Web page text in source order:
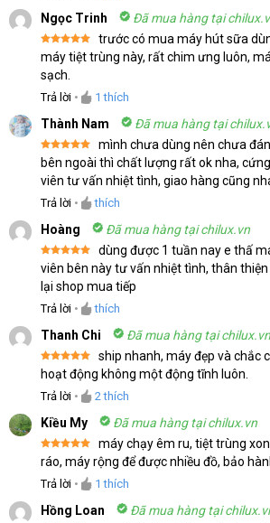
Ngọc Trinh Đã mua hàng tại
Được xếp
hạng 55
sao
trước có mua máy hút sữa
máy tiệt trùng này, rất chim ưng luôn,
sạch.
Trả lời • 1 thích
Thành Nam Đã mua hàng tại
Được xếp
hạng 55
sao
mình chưa dùng nên chưa
bên ngoài thì chất lượng rất ok nha,
viên tư vấn nhiệt tình, giao hàng cũng
Trả lời • thích
Hoàng Đã mua hàng tại chilux.vn
Được xếp
hạng 55
sao
dùng được 1 tuần nay e thấ
viên bên này tư vấn nhiệt tình, thân
lại shop mua tiếp
Trả lời • thích
Thanh Chi Đã mua hàng tại chilux.vn
Được xếp
hạng 55
sao
ship nhanh, máy đẹp và chắc
hoạt động không một động tĩnh luôn.
Trả lời • 2thích
Kiều My Đã mua hàng tại chilux.vn
Được xếp
hạng 5 5
sao
máy chạy êm ru, tiệt trùng
ráo, máy rộng để được nhiều đồ, bảo
Trả lời • 1 thích
Hồng Loan Đã mua hàng tại